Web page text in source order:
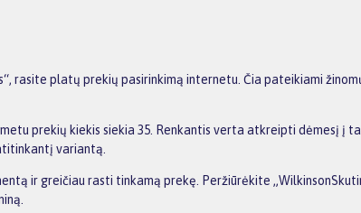
rasite platų prekių pasirinkimą internetu. Čia pateikiami
prekių kiekis siekia 35. Renkantis verta atkreipti dėmesį į
variantą.
ir greičiau rasti tinkamą prekę. Peržiūrėkite